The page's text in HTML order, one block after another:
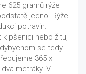
625 gramů rýže
jedno. Rýže
potravin.
pšenici nebo žitu,
se tedy
365 x
metráky. V